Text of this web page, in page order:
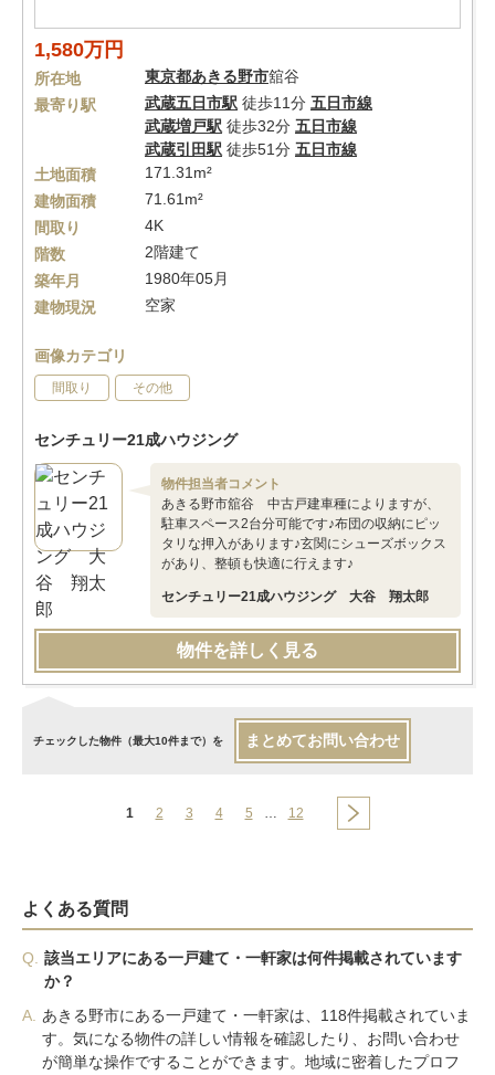
1,580万円
所在地 東京都あきる野市舘谷
最寄り駅
武蔵五日市駅 徒歩11分 五日市線
武蔵増戸駅 徒歩32分 五日市線
武蔵引田駅 徒歩51分 五日市線
土地面積
171.31m²
建物面積
71.61m²
間取り
4K
階数
2階建て
築年月
1980年05月
建物現況
空家
画像カテゴリ
間取り その他
センチュリー21成ハウジング
物件担当者コメント
あきる野市舘谷 中古戸建車種によりますが、
駐車スペース2台分可能です♪布団の収納にピッ
タリな押入があります♪玄関にシューズボックス
があり、整頓も快適に行えます♪
センチュリー21成ハウジング 大谷 翔太郎
物件を詳しく見る
チェックした物件（最大10件まで）を まとめてお問い合わせ
1 2 3 4 5 … 12
よくある質問
Q.
該当エリアにある一戸建て・一軒家は何件掲載されています
か？
A.
あきる野市にある一戸建て・一軒家は、118件掲載されていま
す。気になる物件の詳しい情報を確認したり、お問い合わせ
が簡単な操作ですることができます。地域に密着したプロフ